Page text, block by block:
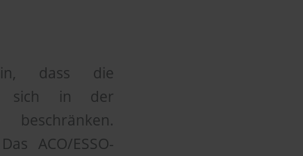
dass die
sich in der
ACO/ESSO-